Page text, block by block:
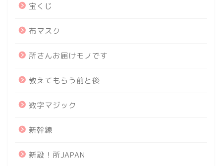
宝くじ
布マスク
所さんお届けモノです
教えてもらう前と後
数字マジック
新幹線
新設！所JAPAN